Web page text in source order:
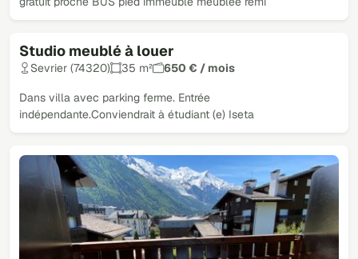
Studio meublé à louer
Sevrier (74320) 35 m² 650 € / mois
Dans villa avec parking ferme. Entrée
indépendante.Conviendrait à étudiant (e) Iseta